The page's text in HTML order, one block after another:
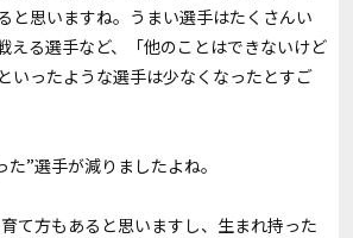
と思いますね。うまい選手はたくさんい
える選手など、「他のことはできないけど
いったような選手は少なくなったとすご
”選手が減りましたよね。
て方もあると思いますし、生まれ持った